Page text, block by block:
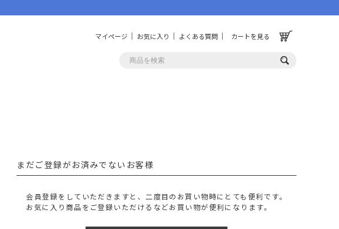
キャディバッグ
バッグ/ポーチ
財布
キーホルダー/カラビナ
CABINZERO UNBY ORIGINAL
マイページ お気に入り よくある質問 カートを見る
まだご登録がお済みでないお客様
会員登録をしていただきますと、二度目のお買い物時にとても便利です。
お気に入り商品をご登録いただけるなどお買い物が便利になります。